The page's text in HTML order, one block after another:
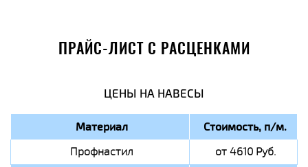
ПРАЙС-ЛИСТ С РАСЦЕНКАМИ
ЦЕНЫ НА НАВЕСЫ
Материал Стоимость, п/м.
Профнастил
от 4610 Руб.